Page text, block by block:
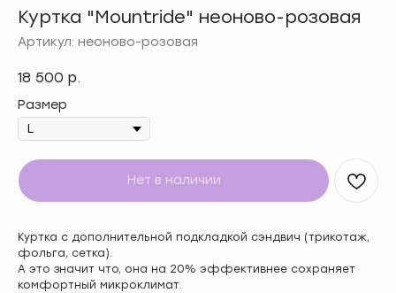
Куртка "Mountride" неоново-розовая
Артикул: неоново-розовая
18 500 р.
Размер
Нет в наличии
Куртка с дополнительной подкладкой сэндвич (трикотаж,
фольга, сетка).
А это значит что, она на 20% эффективнее сохраняет
комфортный микроклимат.